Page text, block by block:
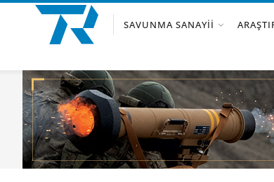
SAVUNMA SANAYII